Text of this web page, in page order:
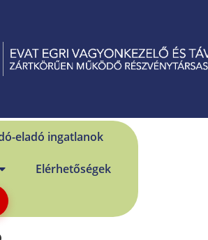
eladó ingatlanok
Elérhetőségek